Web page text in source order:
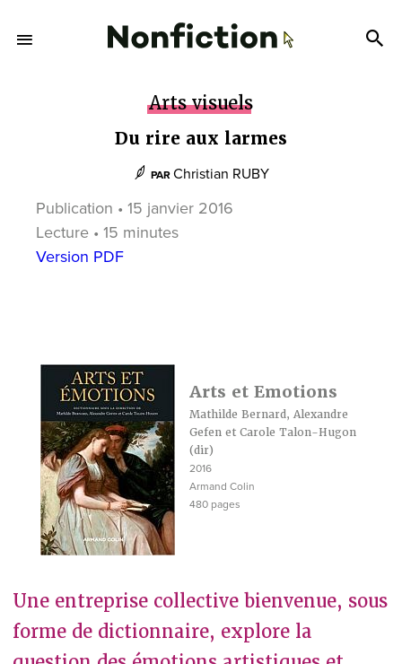
Arts visuels
Du rire aux larmes
PAR Christian RUBY
Publication • 15 janvier 2016
Lecture • 15 minutes
Version PDF
Arts et Emotions
Mathilde Bernard, Alexandre
Gefen et Carole Talon-Hugon
(dir)
2016
Armand Colin
480 pages
Une entreprise collective bienvenue, sous
forme de dictionnaire, explore la